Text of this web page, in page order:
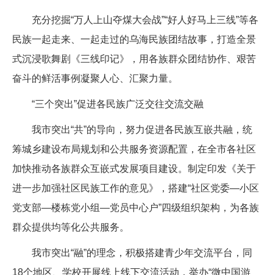
充分挖掘“万人上山夺煤大会战”“好人好马上三线”等各
民族一起走来、一起走过的乌海民族团结故事，打造全景
式沉浸歌舞剧《三线印记》，用各族群众团结协作、艰苦
奋斗的鲜活事例凝聚人心、汇聚力量。
“三个突出”促进各民族广泛交往交流交融
我市突出“共”的导向，努力促进各民族互嵌共融，统
筹城乡建设布局规划和公共服务资源配置，在全市各社区
加快推动各族群众互嵌式发展项目建设。制定印发《关于
进一步加强社区民族工作的意见》，搭建“社区党委—小区
党支部—楼栋党小组—党员中心户”四级组织架构，为各族
群众提供均等化公共服务。
我市突出“融”的理念，积极搭建青少年交流平台，同
18个地区、学校开展线上线下交流活动，举办“微中国游